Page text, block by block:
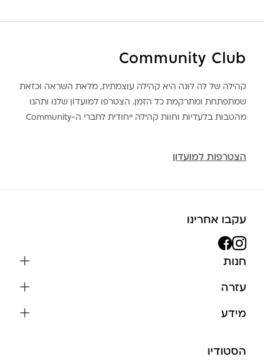
Community Club
קהילה של לה לונה היא קהילה עוצמתית, מלאת השראה וכזאת
שמתפתחת ומתרקמת כל הזמן. הצטרפו למועדון שלנו ותהנו
מהטבות בלעדיות וחוות קהילה ייחודית לחברי ה-Community
הצטרפות למועדון
עקבו אחרינו
חנות
צמידים
בגדים
עזרה
מידע
שמירה על התכשיטים
הסטודיו